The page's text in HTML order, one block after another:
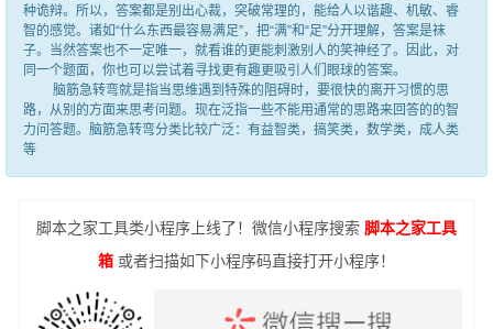
种诡辩。所以，答案都是别出心裁，突破常理的，能给人以谐趣、机敏、睿
智的感觉。诸如“什么东西最容易满足”，把“满”和“足”分开理解，答案是袜
子。当然答案也不一定唯一，就看谁的更能刺激别人的笑神经了。因此，对
同一个题面，你也可以尝试着寻找更有趣更吸引人们眼球的答案。
脑筋急转弯就是指当思维遇到特殊的阻碍时，要很快的离开习惯的思
路，从别的方面来思考问题。现在泛指一些不能用通常的思路来回答的的智
力问答题。脑筋急转弯分类比较广泛：有益智类，搞笑类，数学类，成人类
等
脚本之家工具类小程序上线了！微信小程序搜索 脚本之家工具
箱 或者扫描如下小程序码直接打开小程序！